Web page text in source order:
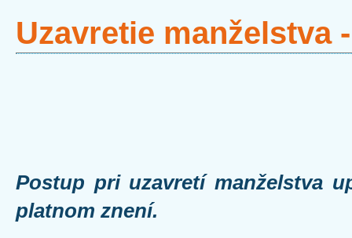
Uzavretie manželstva
Postup pri uzavretí manželstva
platnom znení.